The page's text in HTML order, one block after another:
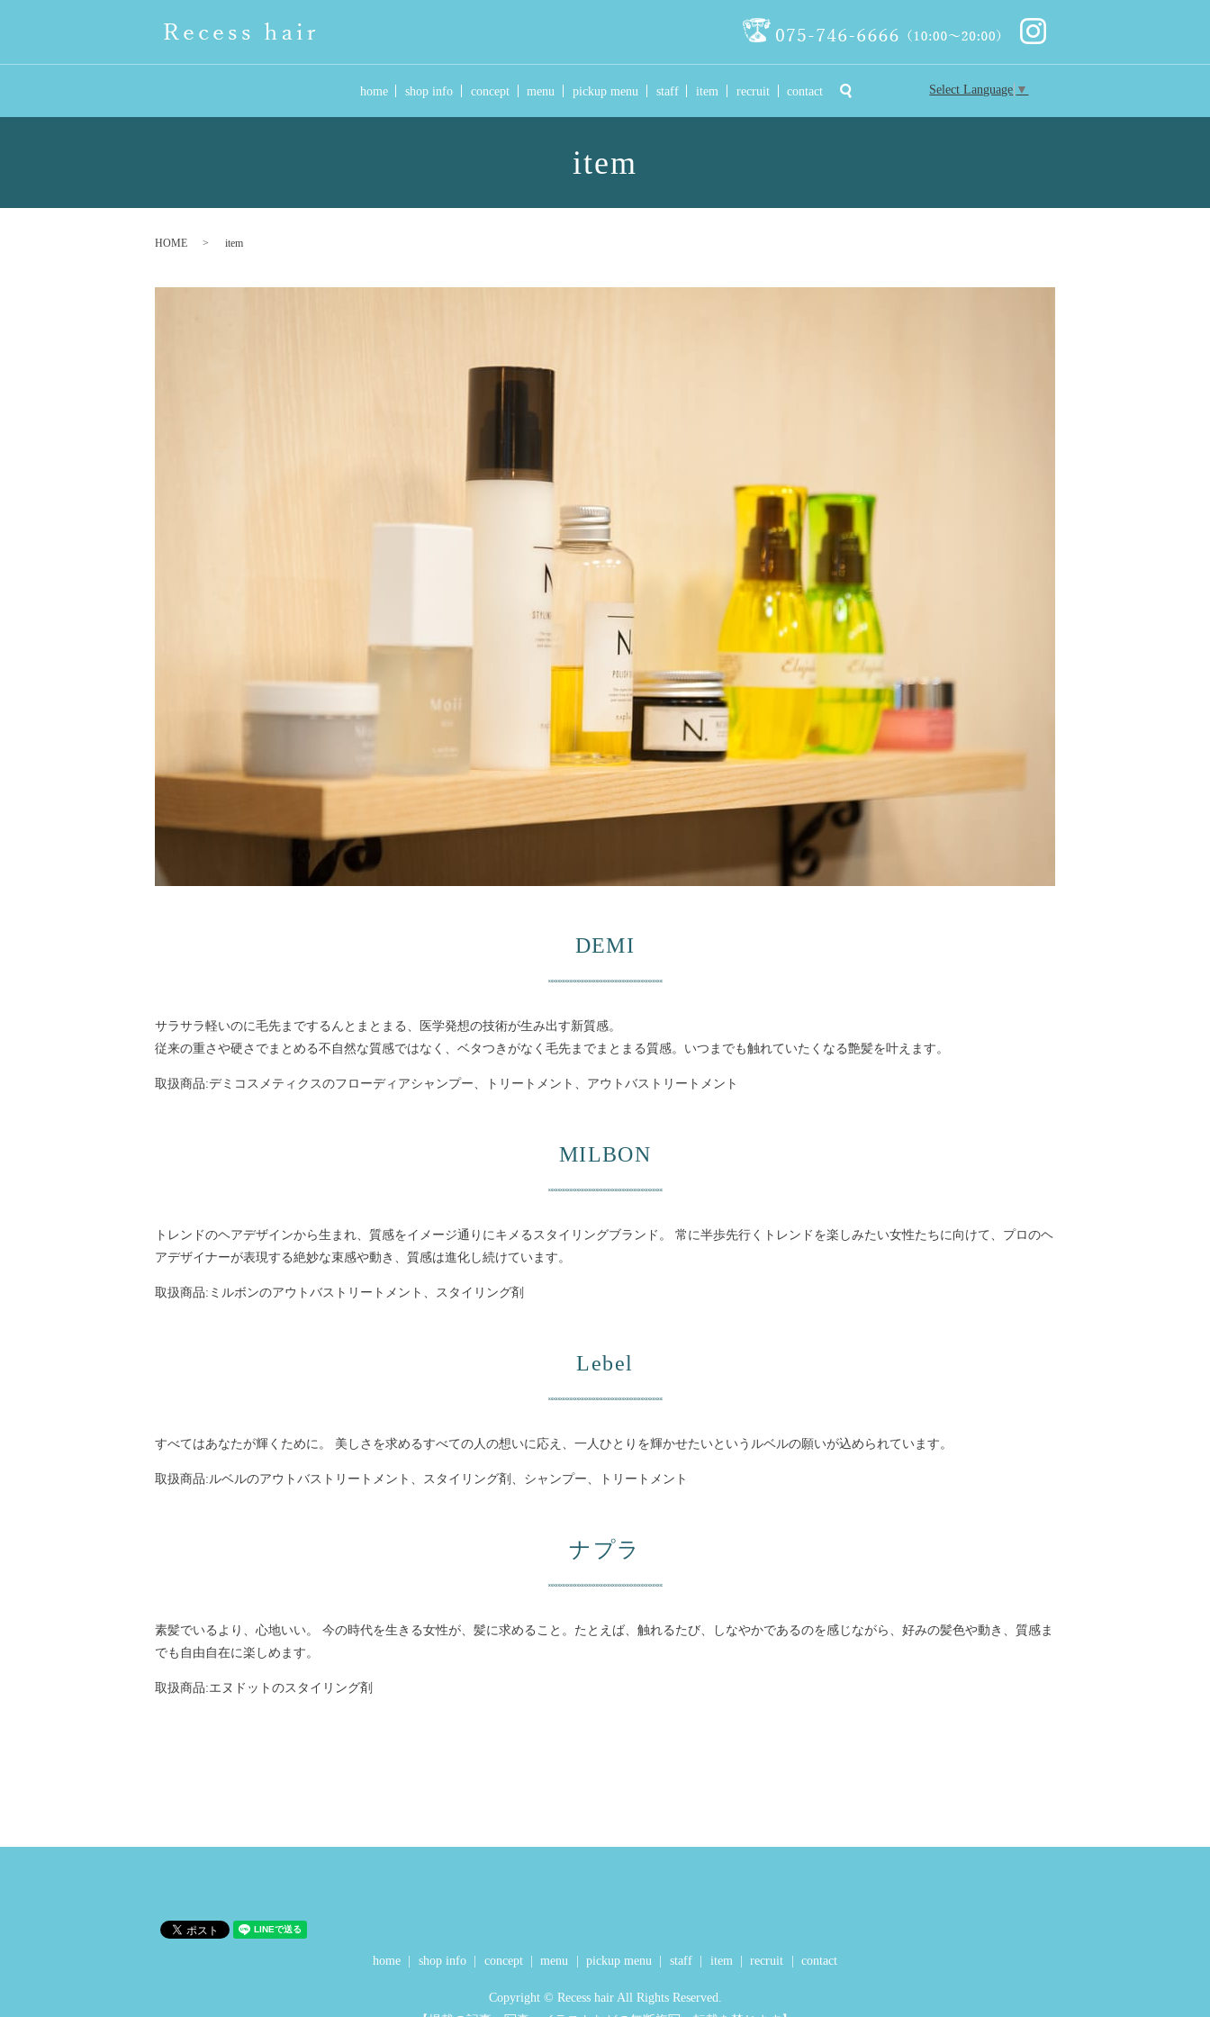
Select Language ▼
home shop info concept menu pickup menu staff item recruit contact
item
HOME item
DEMI
サラサラ軽いのに毛先までするんとまとまる、医学発想の技術が生み出す新質感。
従来の重さや硬さでまとめる不自然な質感ではなく、ベタつきがなく毛先までまとまる質感。いつまでも触れていたくなる艶髪を叶えます。
取扱商品:デミコスメティクスのフローディアシャンプー、トリートメント、アウトバストリートメント
MILBON
トレンドのヘアデザインから生まれ、質感をイメージ通りにキメるスタイリングブランド。 常に半歩先行くトレンドを楽しみたい女性たちに向けて、プロのヘ
アデザイナーが表現する絶妙な束感や動き、質感は進化し続けています。
取扱商品:ミルボンのアウトバストリートメント、スタイリング剤
Lebel
すべてはあなたが輝くために。 美しさを求めるすべての人の想いに応え、一人ひとりを輝かせたいというルベルの願いが込められています。
取扱商品:ルベルのアウトバストリートメント、スタイリング剤、シャンプー、トリートメント
ナプラ
素髪でいるより、心地いい。 今の時代を生きる女性が、髪に求めること。たとえば、触れるたび、しなやかであるのを感じながら、好みの髪色や動き、質感ま
でも自由自在に楽しめます。
取扱商品:エヌドットのスタイリング剤
home shop info concept menu pickup menu staff item recruit contact
Copyright © Recess hair All Rights Reserved.